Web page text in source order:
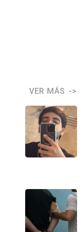
VER MÁS